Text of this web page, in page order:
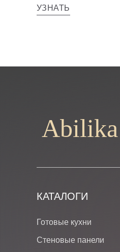
УЗНАТЬ
Abilika
КАТАЛОГИ
Готовые кухни
Стеновые панели